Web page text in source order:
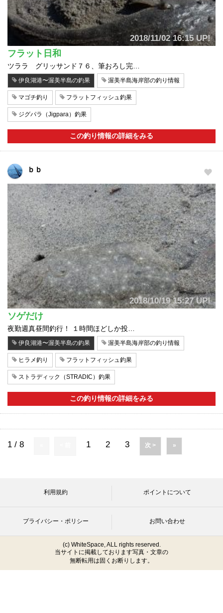
2018/11/02 16:15 UP!
フラット日和
ツララ グリッサンド７６、筆おろし完…
伊良湖港〜渥美半島の釣果 渥美半島海岸部の釣り情報
マゴチ釣り フラットフィッシュ釣果
ジグパラ（Jigpara）釣果
この釣り情報の詳細をみる
ｂｂ
2018/10/19 15:27 UP!
ソゲだけ
夜勤週真昼間釣行！ １時間ほどしか投…
伊良湖港〜渥美半島の釣果 渥美半島海岸部の釣り情報
ヒラメ釣り フラットフィッシュ釣果
ストラディック（STRADIC）釣果
この釣り情報の詳細をみる
1 / 8 1 2 3 次 > »
利用規約 ポイントについて
プライバシー・ポリシー お問い合わせ
(c) WhiteSpace, ALL rights reserved.
当サイトに掲載しております写真・文章の
無断転用は固くお断りします。